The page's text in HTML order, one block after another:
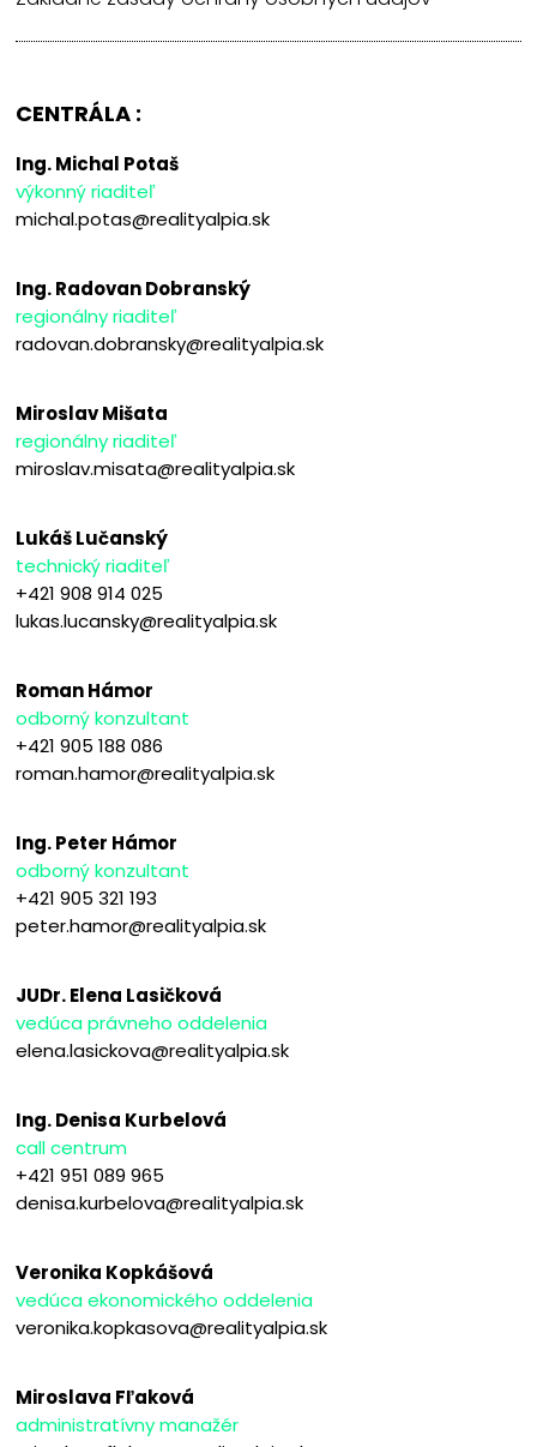
CENTRÁLA :
Ing. Michal Potaš
výkonný riaditeľ
michal.potas@realityalpia.sk
Ing. Radovan Dobranský
regionálny riaditeľ
radovan.dobransky@realityalpia.sk
Miroslav Mišata
regionálny riaditeľ
miroslav.misata@realityalpia.sk
Lukáš Lučanský
technický riaditeľ
+421 908 914 025
lukas.lucansky@realityalpia.sk
Roman Hámor
odborný konzultant
+421 905 188 086
roman.hamor@realityalpia.sk
Ing. Peter Hámor
odborný konzultant
+421 905 321 193
peter.hamor@realityalpia.sk
JUDr. Elena Lasičková
vedúca právneho oddelenia
elena.lasickova@realityalpia.sk
Ing. Denisa Kurbelová
call centrum
+421 951 089 965
denisa.kurbelova@realityalpia.sk
Veronika Kopkášová
vedúca ekonomického oddelenia
veronika.kopkasova@realityalpia.sk
Miroslava Fľaková
administratívny manažér